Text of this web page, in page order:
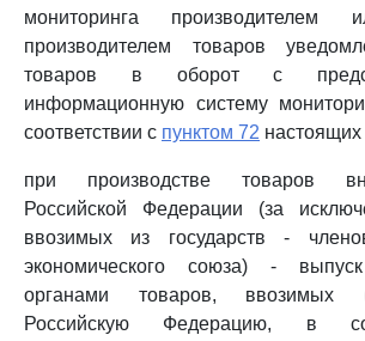
мониторинга производителем
производителем товаров
товаров в оборот с
информационную систему
соответствии с пунктом 72
при производстве товаров
Российской Федерации (за
ввозимых из государств -
экономического союза) -
органами товаров, ввозимых
Российскую Федерацию, в